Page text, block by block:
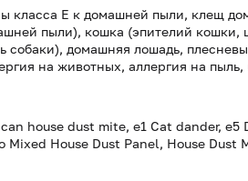
класса Е к домашней пыли, клещ
пыли), кошка (эпителий кошки,
собаки), домашняя лошадь,
на животных, аллергия на
house dust mite, e1 Cat dander, e5
Mixed House Dust Panel, House Dust